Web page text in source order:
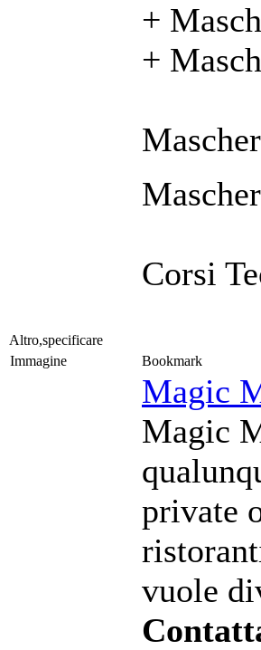
+
+
Corsi
Altro,specificare
Immagine
Bookmark
Magic
Magic
private
vuole